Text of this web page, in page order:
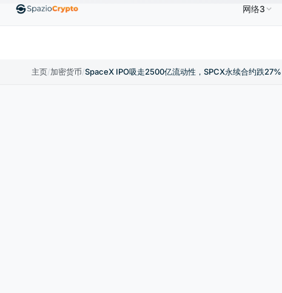
↑1.10% EthereumETH ↑0.00% BNB
网络3
主页/加密货币/SpaceX IPO吸走2500亿流动性，SPCX永续合约跌27%